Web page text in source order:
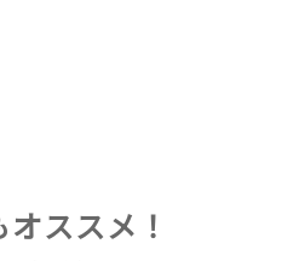
オススメ！